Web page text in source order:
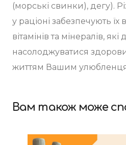
(морські свинки), дегу).
у раціоні забезпечують їх
вітамінів та мінералів,
насолоджуватися
життям Вашим
Вам також може